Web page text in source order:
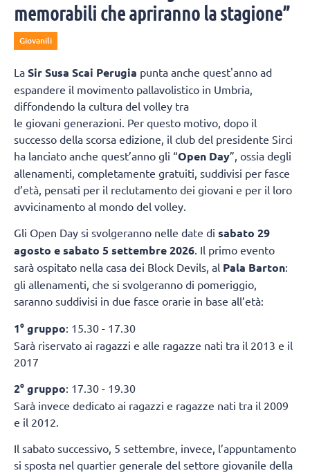
memorabili che apriranno la stagione”
Giovanili
La Sir Susa Scai Perugia punta anche quest'anno ad
espandere il movimento pallavolistico in Umbria,
diffondendo la cultura del volley tra
le giovani generazioni. Per questo motivo, dopo il
successo della scorsa edizione, il club del presidente Sirci
ha lanciato anche quest’anno gli “Open Day”, ossia degli
allenamenti, completamente gratuiti, suddivisi per fasce
d’età, pensati per il reclutamento dei giovani e per il loro
avvicinamento al mondo del volley.
Gli Open Day si svolgeranno nelle date di sabato 29
agosto e sabato 5 settembre 2026. Il primo evento
sarà ospitato nella casa dei Block Devils, al Pala Barton:
gli allenamenti, che si svolgeranno di pomeriggio,
saranno suddivisi in due fasce orarie in base all’età:
1° gruppo: 15.30 - 17.30
Sarà riservato ai ragazzi e alle ragazze nati tra il 2013 e il
2017
2° gruppo: 17.30 - 19.30
Sarà invece dedicato ai ragazzi e ragazze nati tra il 2009
e il 2012.
Il sabato successivo, 5 settembre, invece, l’appuntamento
si sposta nel quartier generale del settore giovanile della